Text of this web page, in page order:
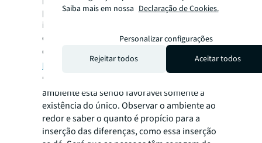
preta do ambiente e fica constrangida,
intimidada, insegura, com dificuldades de se
expressar. O conceito se aplica também a
outras diversidades, como
LGBTQIA+
PCDs
(pessoas com deficiência).
“É importante refletir sobre o quanto esse
ambiente está sendo favorável somente à
existência do único. Observar o ambiente ao
redor e saber o quanto é propício para a
inserção das diferenças, como essa inserção
Saiba mais em nossa Declaração de Cookies.
Personalizar configurações
Rejeitar todos
Aceitar todos